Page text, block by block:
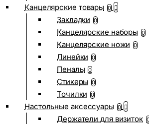
Канцелярские товары 0
Закладки 0
Канцелярские наборы 0
Канцелярские ножи 0
Линейки 0
Пеналы 0
Стикеры 0
Точилки 0
Настольные аксессуары 0
Держатели для визиток